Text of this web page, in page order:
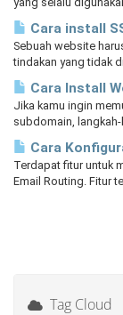
Cara install
Sebuah website
tindakan yang tidak
Cara Install
Jika kamu ingin
subdomain, langkah-
Cara
Terdapat fitur untuk
Email Routing. Fitur
Tag Cloud